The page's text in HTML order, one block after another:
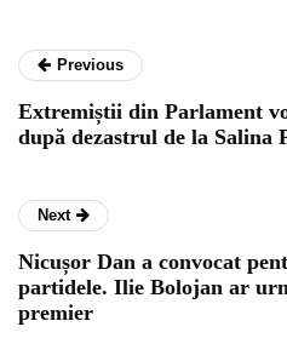
Previous
Extremiștii din Parlament
după dezastrul de la Salina
Next
Nicușor Dan a convocat
partidele. Ilie Bolojan ar
premier